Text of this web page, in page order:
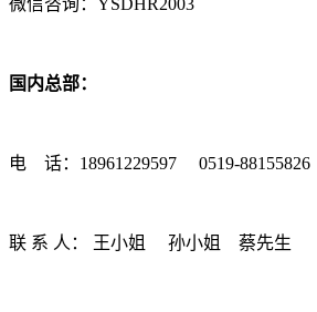
微信咨询：YSDHR2003
国内总部：
电 话：18961229597 0519-88155826
联 系 人： 王小姐 孙小姐 蔡先生